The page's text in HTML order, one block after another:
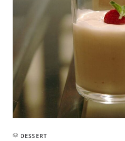
DESSERT